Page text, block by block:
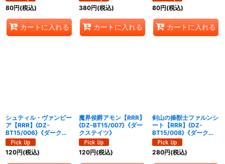
80円(税込)
カートに入れる
380円(税込)
カートに入れる
80円(税込)
カートに入れる
シュティル・ヴァンピー
ア【RRR】{DZ-
BT15/006}《ダークス
テイツ》
120円(税込)
魔界侯爵アモン【RRR】
{DZ-BT15/007}《ダー
クステイツ》
120円(税込)
剣山の操獣士ファルンシ
ート【RRR】{DZ-
BT15/008}《ダークス
テイツ》
280円(税込)